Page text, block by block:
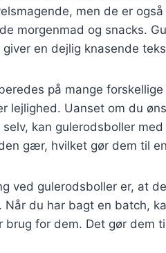
men de er
morgenmad og snacks.
en dejlig knasende
på mange
lejlighed. Uanset om du
kan gulerodsboller
gær, hvilket gør dem til
ved gulerodsboller er, at
Når du har bagt en batch,
brug for dem. Det gør dem